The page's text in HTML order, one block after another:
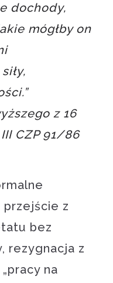
dochody,
mógłby on
z 16
CZP 91/86
przejście z
bez
rezygnacja z
na